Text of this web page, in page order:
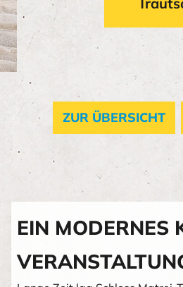
ZUR ÜBERSICHT
EIN MODERNES